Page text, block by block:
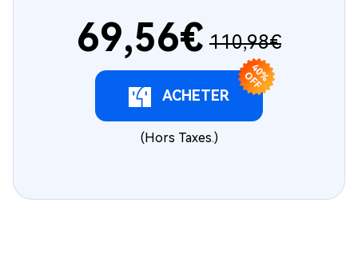
69,56€ 110,98€
4
0
% O
F
F
ACHETER
(Hors Taxes.)